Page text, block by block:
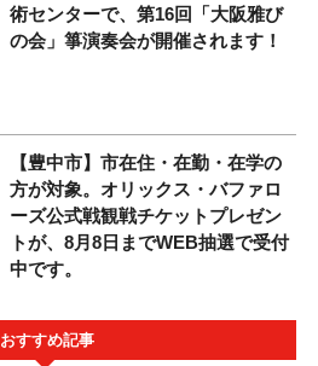
術センターで、第16回「大阪雅び
の会」箏演奏会が開催されます！
【豊中市】市在住・在勤・在学の
方が対象。オリックス・バファロ
ーズ公式戦観戦チケットプレゼン
トが、8月8日までWEB抽選で受付
中です。
おすすめ記事